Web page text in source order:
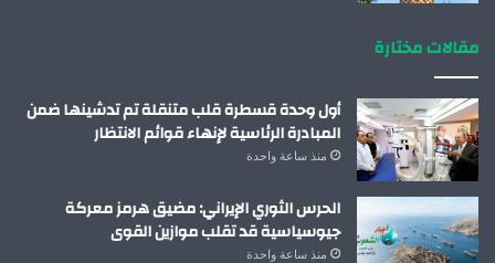
مقالات مختارة
أول وحدة قسطرة قلب متنقلة تم تدشينها ضمن
المبادرة الرئاسية لإنهاء قوائم الانتظار
منذ ساعة واحدة
الحرس الثوري الإيراني: مضيق هرمز معركة
جيوسياسية قد تقلب موازين القوى
منذ ساعة واحدة